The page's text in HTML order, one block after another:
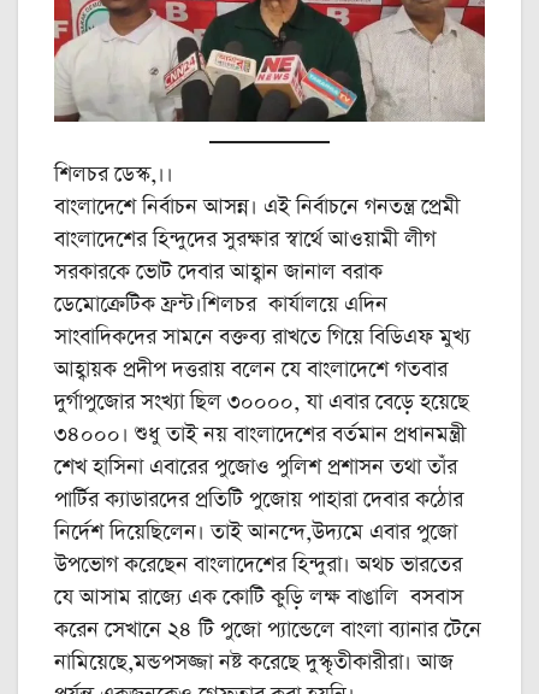
শিলচর ডেস্ক,।।
বাংলাদেশে নির্বাচন আসন্ন। এই নির্বাচনে গনতন্ত্র প্রেমী
বাংলাদেশের হিন্দুদের সুরক্ষার স্বার্থে আওয়ামী লীগ
সরকারকে ভোট দেবার আহ্বান জানাল বরাক
ডেমোক্রেটিক ফ্রন্ট।শিলচর কার্যালয়ে এদিন
সাংবাদিকদের সামনে বক্তব্য রাখতে গিয়ে বিডিএফ মুখ্য
আহ্বায়ক প্রদীপ দত্তরায় বলেন যে বাংলাদেশে গতবার
দুর্গাপুজোর সংখ্যা ছিল ৩০০০০, যা এবার বেড়ে হয়েছে
৩৪০০০। শুধু তাই নয় বাংলাদেশের বর্তমান প্রধানমন্ত্রী
শেখ হাসিনা এবারের পুজোও পুলিশ প্রশাসন তথা তাঁর
পার্টির ক্যাডারদের প্রতিটি পুজোয় পাহারা দেবার কঠোর
নির্দেশ দিয়েছিলেন। তাই আনন্দে,উদ্যমে এবার পুজো
উপভোগ করেছেন বাংলাদেশের হিন্দুরা। অথচ ভারতের
যে আসাম রাজ্যে এক কোটি কুড়ি লক্ষ বাঙালি বসবাস
করেন সেখানে ২৪ টি পুজো প্যান্ডেলে বাংলা ব্যানার টেনে
নামিয়েছে,মন্ডপসজ্জা নষ্ট করেছে দুস্কৃতীকারীরা। আজ